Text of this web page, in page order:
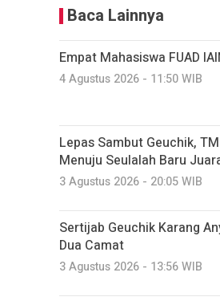
Baca Lainnya
Empat Mahasiswa FUAD
4 Agustus 2026 - 11:50 WIB
Lepas Sambut Geuchik,
Menuju Seulalah Baru
3 Agustus 2026 - 20:05 WIB
Sertijab Geuchik Karang
Dua Camat
3 Agustus 2026 - 13:56 WIB